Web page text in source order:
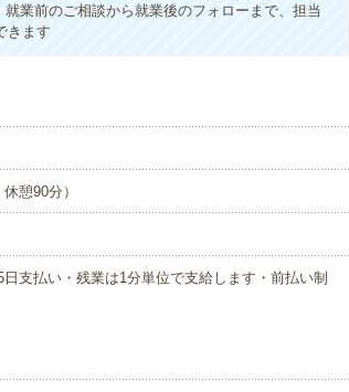
前のご相談から就業後のフォローまで、担当
きます
憩90分）
支払い・残業は1分単位で支給します・前払い制